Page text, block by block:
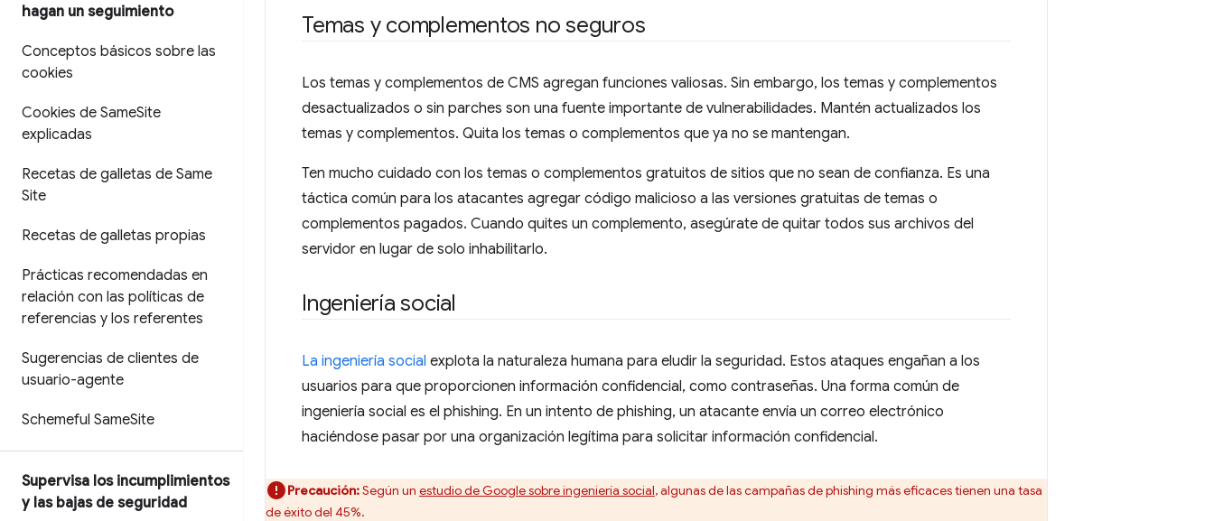
hagan un seguimiento
Conceptos básicos sobre las
cookies
Cookies de SameSite
explicadas
Recetas de galletas de Same
Site
Recetas de galletas propias
Prácticas recomendadas en
relación con las políticas de
referencias y los referentes
Sugerencias de clientes de
usuario-agente
Schemeful SameSite
Supervisa los incumplimientos
y las bajas de seguridad
Temas y complementos no seguros
Los temas y complementos de CMS agregan funciones valiosas. Sin embargo, los temas y complementos
desactualizados o sin parches son una fuente importante de vulnerabilidades. Mantén actualizados los
temas y complementos. Quita los temas o complementos que ya no se mantengan.
Ten mucho cuidado con los temas o complementos gratuitos de sitios que no sean de confianza. Es una
táctica común para los atacantes agregar código malicioso a las versiones gratuitas de temas o
complementos pagados. Cuando quites un complemento, asegúrate de quitar todos sus archivos del
servidor en lugar de solo inhabilitarlo.
Ingeniería social
La ingeniería social explota la naturaleza humana para eludir la seguridad. Estos ataques engañan a los
usuarios para que proporcionen información confidencial, como contraseñas. Una forma común de
ingeniería social es el phishing. En un intento de phishing, un atacante envía un correo electrónico
haciéndose pasar por una organización legítima para solicitar información confidencial.
Precaución:Según un estudio de Google sobre ingeniería social, algunas de las campañas de phishing más eficaces tienen una tasa
de éxito del 45%.